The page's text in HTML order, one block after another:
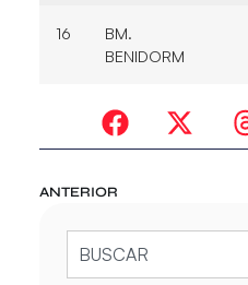
16
BM.
BENIDORM
ANTERIOR